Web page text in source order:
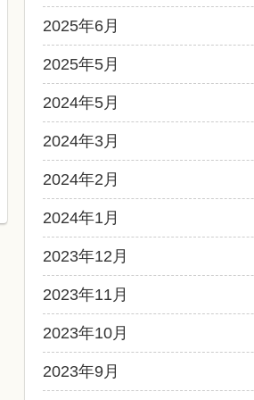
2025年6月
2025年5月
2024年5月
2024年3月
2024年2月
2024年1月
2023年12月
2023年11月
2023年10月
2023年9月